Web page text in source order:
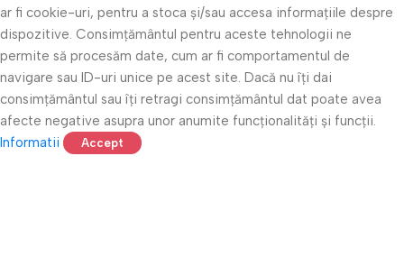
ar fi cookie-uri, pentru a stoca și/sau accesa informațiile despre
dispozitive. Consimțământul pentru aceste tehnologii ne
permite să procesăm date, cum ar fi comportamentul de
navigare sau ID-uri unice pe acest site. Dacă nu îți dai
consimțământul sau îți retragi consimțământul dat poate avea
afecte negative asupra unor anumite funcționalități și funcții.
Informatii
Accept